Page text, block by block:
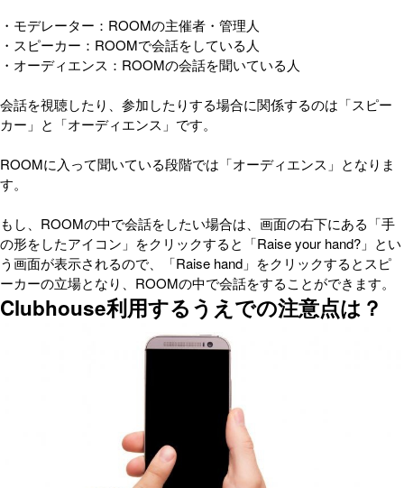
・モデレーター：ROOMの主催者・管理人
・スピーカー：ROOMで会話をしている人
・オーディエンス：ROOMの会話を聞いている人
会話を視聴したり、参加したりする場合に関係するのは「スピー
カー」と「オーディエンス」です。
ROOMに入って聞いている段階では「オーディエンス」となりま
す。
もし、ROOMの中で会話をしたい場合は、画面の右下にある「手
の形をしたアイコン」をクリックすると「Raise your hand?」とい
う画面が表示されるので、「Raise hand」をクリックするとスピ
ーカーの立場となり、ROOMの中で会話をすることができます。
Clubhouse利用するうえでの注意点は？